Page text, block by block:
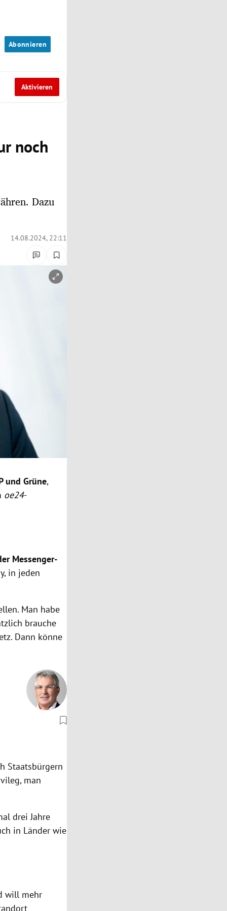
Abonnieren
Aktivieren
noch
Dazu
14.08.2024, 22:11
und Grüne,
oe24-
Messenger-
in jeden
Man habe
brauche
Dann könne
Staatsbürgern
man
drei Jahre
in Länder wie
will mehr